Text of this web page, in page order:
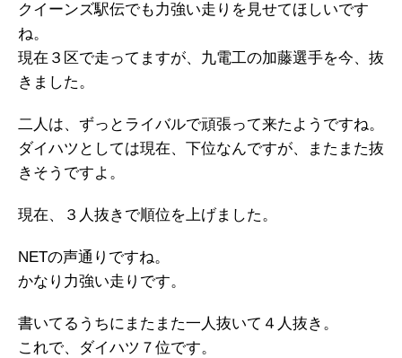
クイーンズ駅伝でも力強い走りを見せてほしいです
ね。
現在３区で走ってますが、九電工の加藤選手を今、抜
きました。
二人は、ずっとライバルで頑張って来たようですね。
ダイハツとしては現在、下位なんですが、またまた抜
きそうですよ。
現在、３人抜きで順位を上げました。
NETの声通りですね。
かなり力強い走りです。
書いてるうちにまたまた一人抜いて４人抜き。
これで、ダイハツ７位です。